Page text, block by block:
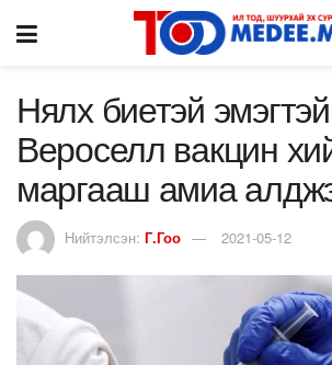
Нялх биетэй эмэгтэй
Вероселл вакцин
маргааш амиа
Нийтэлсэн: Г.Гоо 2021-05-12